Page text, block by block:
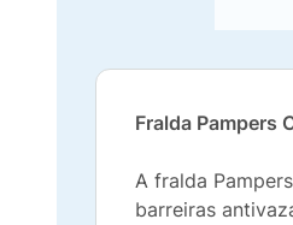
Fralda Pampers
A fralda
barreiras